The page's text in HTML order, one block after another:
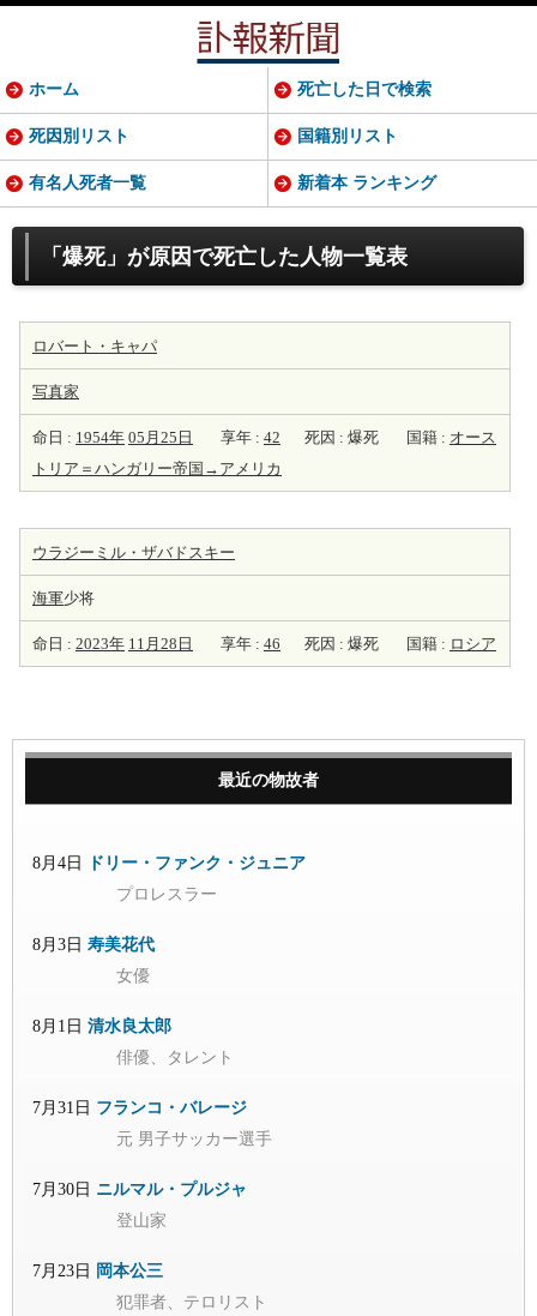
「爆死」が原因で死亡した人物一覧表
ロバート・キャパ
写真家
命日 : 1954年 05月25日 享年 : 42 死因 : 爆死 国籍 : オース
トリア＝ハンガリー帝国→アメリカ
ウラジーミル・ザバドスキー
海軍少将
命日 : 2023年 11月28日 享年 : 46 死因 : 爆死 国籍 : ロシア
ホーム 死亡した日で検索
死因別リスト 国籍別リスト
有名人死者一覧 新着本 ランキング
最近の物故者
8月4日
ドリー・ファンク・ジュニア
プロレスラー
8月3日 寿美花代
女優
8月1日 清水良太郎
俳優、タレント
7月31日 フランコ・バレージ
元 男子サッカー選手
7月30日 ニルマル・プルジャ
登山家
7月23日 岡本公三
犯罪者、テロリスト